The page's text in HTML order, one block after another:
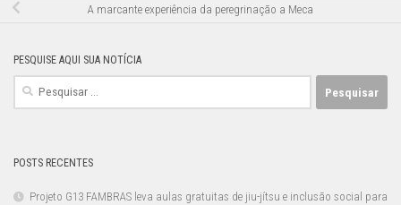
A marcante experiência da peregrinação a Meca
PESQUISE AQUI SUA NOTÍCIA
Pesquisar
POSTS RECENTES
Projeto G13 FAMBRAS leva aulas gratuitas de jiu-jítsu e inclusão social para